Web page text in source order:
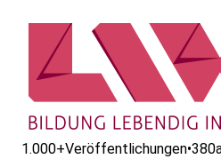
1.000+Veröffentlichungen•380